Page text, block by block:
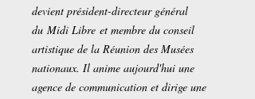
devient président-directeur général
du Midi Libre et membre du conseil
artistique de la Réunion des Musées
nationaux. Il anime aujourd'hui une
agence de communication et dirige une